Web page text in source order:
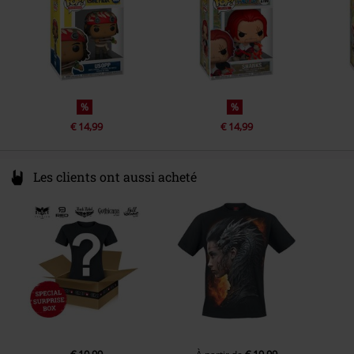
%
€ 14,99
%
€ 14,99
Les clients ont aussi acheté